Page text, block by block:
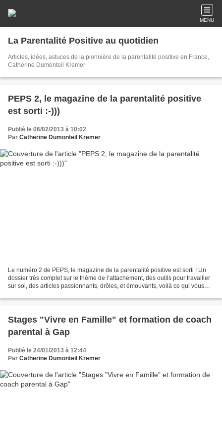
MENU
La Parentalité Positive au quotidien
Articles, idées, astuces de la pionnière de la parentalité positive en France,
Catherine Dumonteil Kremer
PEPS 2, le magazine de la parentalité positive
est sorti :-)))
Publié le 06/02/2013 à 10:02
Par Catherine Dumonteil Kremer
Le numéro 2 de PEPS, le magazine de la parentalité positive est sorti ! Un
dossier très complet sur le thème de l’attachement, des outils pour travailler
sur soi, des articles passionnants, drôles, et émouvants, voilà ce qui vous
Stages "Vivre en Famille" et formation de coach
parental à Gap
Publié le 24/01/2013 à 12:44
Par Catherine Dumonteil Kremer